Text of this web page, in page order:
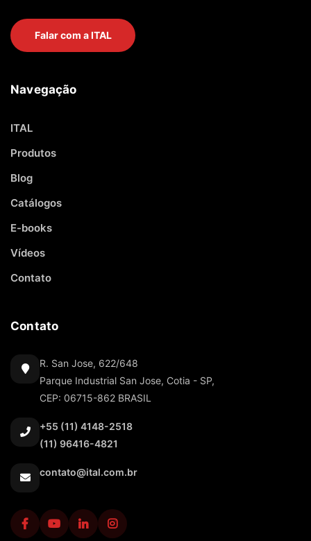
Falar com a ITAL
Navegação
ITAL
Produtos
Blog
Catálogos
E-books
Vídeos
Contato
Contato
R. San Jose, 622/648
Parque Industrial San Jose, Cotia - SP,
CEP: 06715-862 BRASIL
+55 (11) 4148-2518
(11) 96416-4821
contato@ital.com.br